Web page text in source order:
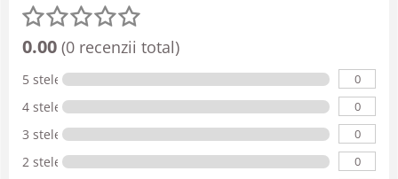
0.00 (0 recenzii total)
5 stele 0
4 stele 0
3 stele 0
2 stele 0